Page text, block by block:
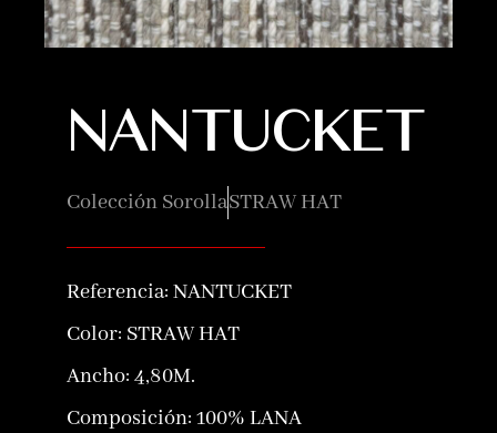
NANTUCKET
Colección SorollaSTRAW HAT
Referencia: NANTUCKET
Color: STRAW HAT
Ancho: 4,80M.
Composición: 100% LANA